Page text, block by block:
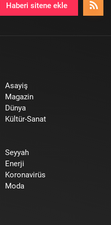
Haberi sitene ekle
Asayiş
Magazin
Dünya
Kültür-Sanat
Seyyah
Enerji
Koronavirüs
Moda